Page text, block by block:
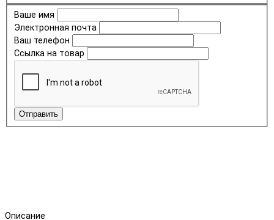
Ваше имя
Электронная почта
Ваш телефон
Ссылка на товар
Отправить
Описание